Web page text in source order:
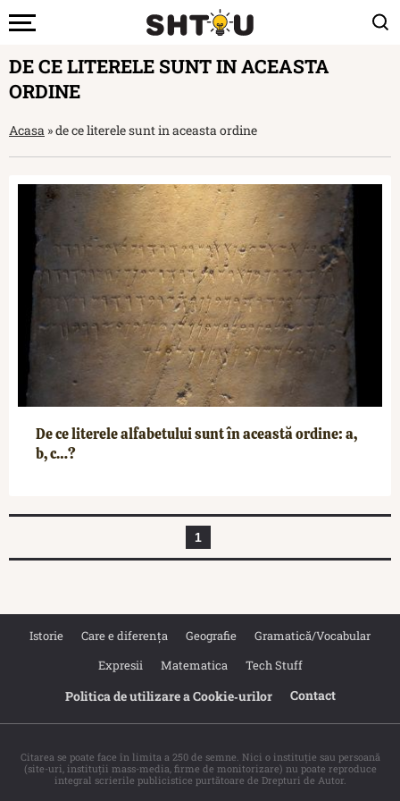
DE CE LITERELE SUNT IN ACEASTA
ORDINE
Acasa »de ce literele sunt in aceasta ordine
De ce literele alfabetului sunt în această ordine: a,
b, c…?
1
Istorie Care e diferența Geografie
Gramatică/Vocabular
Expresii
Matematica Tech Stuff
Politica de utilizare a Cookie‐urilor Contact
Citarea se poate face în limita a 250 de semne. Nici o instituţie sau persoană
(site-uri, instituţii mass-media, firme de monitorizare) nu poate reproduce
integral scrierile publicistice purtătoare de Drepturi de Autor.